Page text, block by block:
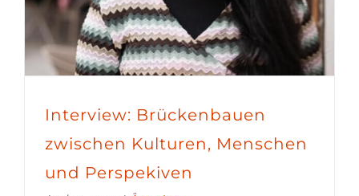
Interview: Brückenbauen
zwischen Kulturen, Menschen
und Perspekiven